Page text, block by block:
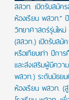
สสวท. เปิดรับสมัค
ห้องเรียน พสวท.”
วิทยาศาสตร์รุ่นให
(สสวท.) เปิดรับสมั
หรือเทียบเท่า ปีก
และส่งเสริมผู้มีควา
พสวท.) ระดับมัธย
ห้องเรียน พสวท. (